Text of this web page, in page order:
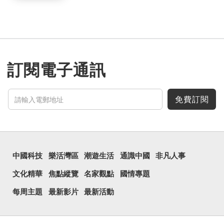
訂閱電子通訊
免費訂閱
中國科技 樂活灣區 潮遊生活 通識中國 非凡人事
文化精華 焦點縱覽 名家觀點 國情專題
每周主題 最新影片 最新活動